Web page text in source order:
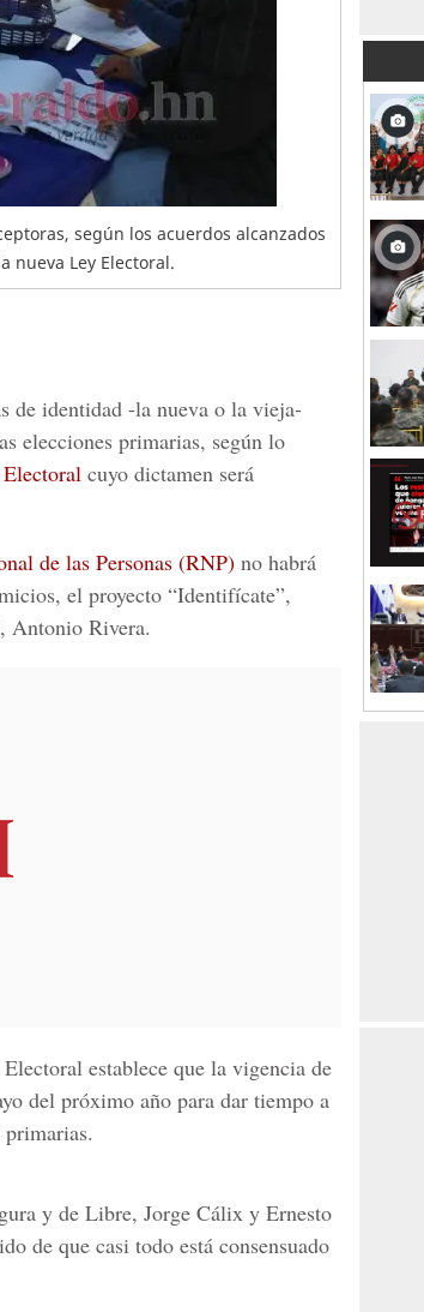
según los acuerdos alcanzados
nueva Ley Electoral.
de identidad -la nueva o la vieja-
elecciones primarias, según lo
cuyo dictamen será
de las Personas (RNP) no habrá
el proyecto “Identifícate”,
Antonio Rivera.
establece que la vigencia de
del próximo año para dar tiempo a
y de Libre, Jorge Cálix y Ernesto
de que casi todo está consensuado